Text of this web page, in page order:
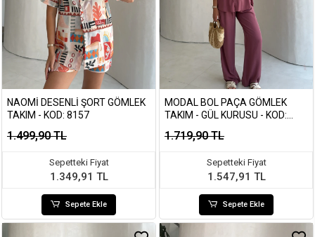
NAOMI DESENLI ŞORT GÖMLEK
TAKIM - KOD: 8157
1.499,90 TL
Sepetteki Fiyat
1.349,91 TL
Sepete Ekle
MODAL BOL PAÇA GÖMLEK
TAKIM - GÜL KURUSU - KOD:
1.719,90 TL
Sepetteki Fiyat
1.547,91 TL
Sepete Ekle